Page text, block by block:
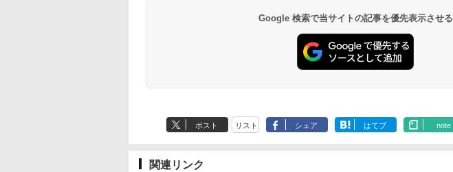
Google 検索で当サイトの記事を優先表示させる
ポスト リスト シェア はてブ note
関連リンク